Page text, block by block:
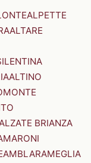
ALPETTE
ALTARE
ALTINO
BRIANZA
AMBLARAMEGLIA